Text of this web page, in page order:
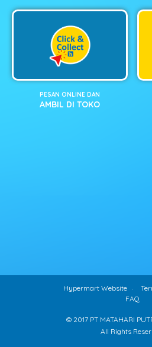
PESAN ONLINE DAN
AMBIL DI TOKO
Hypermart Website
FAQ
© 2017 PT MATAHARI
All Rights